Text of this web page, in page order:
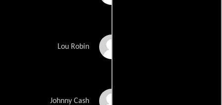
Lou Robin
Johnny Cash